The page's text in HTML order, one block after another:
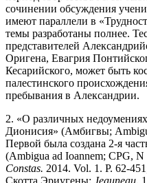
сочинении обсуждения
имеют параллели в
темы разработаны полнее.
представителей
Оригена, Евагрия
Кесарийского, может быть
палестинского
пребывания в Александрии.
2. «О различных
Дионисия» (Амбигвы;
Первой была создана 2-я
(Ambigua ad Ioannem; CPG,
Constas. 2014. Vol. 1. P. 62-
Скотта Эриугены: Jeauneau.